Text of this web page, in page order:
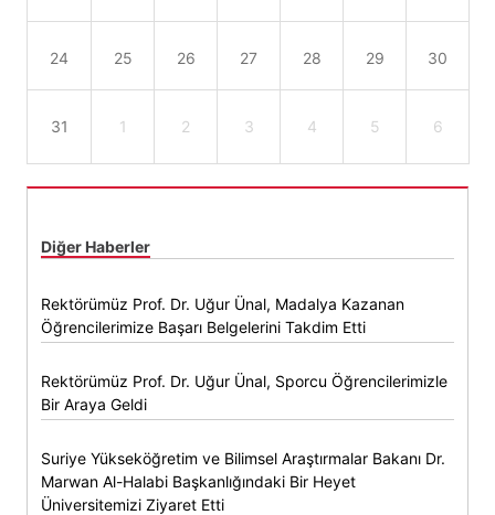
24 25 26 27 28 29 30
31 1 2 3 4 5 6
Diğer Haberler
Rektörümüz Prof. Dr. Uğur Ünal, Madalya Kazanan
Öğrencilerimize Başarı Belgelerini Takdim Etti
Rektörümüz Prof. Dr. Uğur Ünal, Sporcu Öğrencilerimizle
Bir Araya Geldi
Suriye Yükseköğretim ve Bilimsel Araştırmalar Bakanı Dr.
Marwan Al-Halabi Başkanlığındaki Bir Heyet
Üniversitemizi Ziyaret Etti